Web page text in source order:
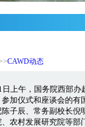
CAWD动态
日上午，国务院西部办
加仪式和座谈会的有
子辰、常务副校长倪
农村发展研究院等部